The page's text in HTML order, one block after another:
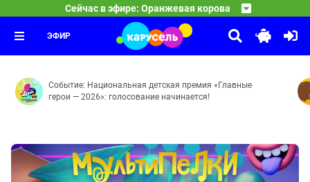
Сейчас в эфире: Оранжевая корова
Прыжок — Поляна чудес — С полуслова — По
06:00
Фиксики
Цыплёнок — Радионяня — Узлы — Лифт — Чертёж —
Команда Флоры
Танцуют все! — Чужой огород — Вот это номер! — Не
ЭФИР
Событие: Национальная детская премия «Главные
герои — 2026»: голосование начинается!